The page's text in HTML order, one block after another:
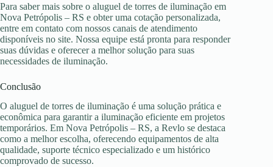
Para saber mais sobre o aluguel de torres de iluminação em
Nova Petrópolis – RS e obter uma cotação personalizada,
entre em contato com nossos canais de atendimento
disponíveis no site. Nossa equipe está pronta para responder
suas dúvidas e oferecer a melhor solução para suas
necessidades de iluminação.
Conclusão
O aluguel de torres de iluminação é uma solução prática e
econômica para garantir a iluminação eficiente em projetos
temporários. Em Nova Petrópolis – RS, a Revlo se destaca
como a melhor escolha, oferecendo equipamentos de alta
qualidade, suporte técnico especializado e um histórico
comprovado de sucesso.